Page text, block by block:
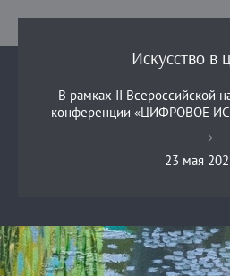
Искусство в
В рамках II Всероссийской
конференции «ЦИФРОВОЕ
23 мая